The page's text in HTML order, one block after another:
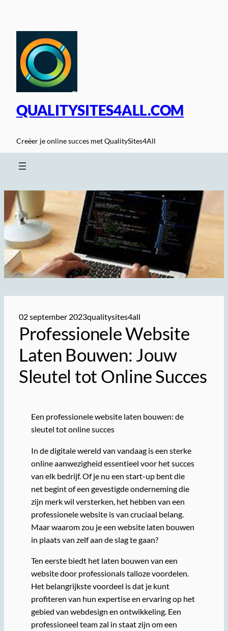
inhoud
QUALITYSITES4ALL.COM
Creëer je online succes met QualitySites4All
02 september 2023qualitysites4all
Professionele Website
Laten Bouwen: Jouw
Sleutel tot Online Succes
Een professionele website laten bouwen: de
sleutel tot online succes
In de digitale wereld van vandaag is een sterke
online aanwezigheid essentieel voor het succes
van elk bedrijf. Of je nu een start-up bent die
net begint of een gevestigde onderneming die
zijn merk wil versterken, het hebben van een
professionele website is van cruciaal belang.
Maar waarom zou je een website laten bouwen
in plaats van zelf aan de slag te gaan?
Ten eerste biedt het laten bouwen van een
website door professionals talloze voordelen.
Het belangrijkste voordeel is dat je kunt
profiteren van hun expertise en ervaring op het
gebied van webdesign en ontwikkeling. Een
professioneel team zal in staat zijn om een